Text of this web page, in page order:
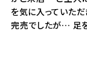
を気に入っていた
完売でしたが… 足